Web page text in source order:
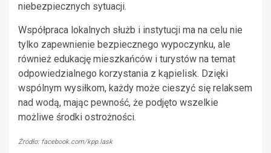
niebezpiecznych sytuacji.
Współpraca lokalnych służb i instytucji ma na celu nie
tylko zapewnienie bezpiecznego wypoczynku, ale
również edukację mieszkańców i turystów na temat
odpowiedzialnego korzystania z kąpielisk. Dzięki
wspólnym wysiłkom, każdy może cieszyć się relaksem
nad wodą, mając pewność, że podjęto wszelkie
możliwe środki ostrożności.
Źródło: facebook.com/kpp.lask